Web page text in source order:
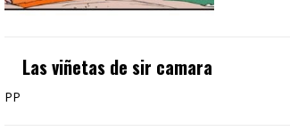
Las viñetas de sir camara
PP